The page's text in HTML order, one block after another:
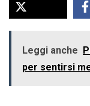
Leggi anche
per sentirsi